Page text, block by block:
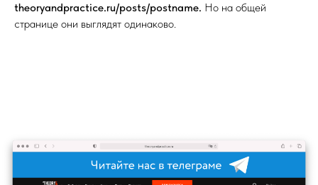
theoryandpractice.ru/posts/postname. Но на общей
странице они выглядят одинаково.